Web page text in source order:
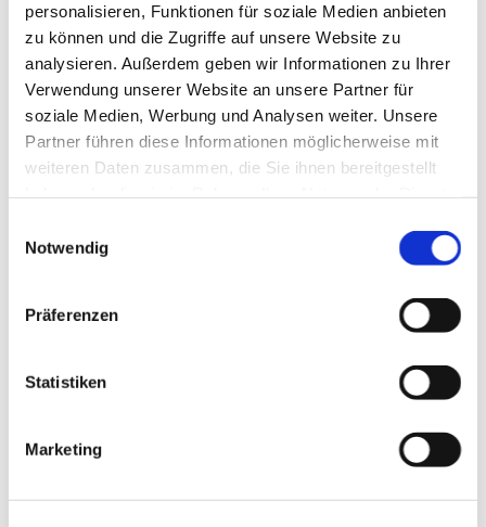
personalisieren, Funktionen für soziale Medien anbieten
zu können und die Zugriffe auf unsere Website zu
analysieren. Außerdem geben wir Informationen zu Ihrer
Verwendung unserer Website an unsere Partner für
soziale Medien, Werbung und Analysen weiter. Unsere
Partner führen diese Informationen möglicherweise mit
weiteren Daten zusammen, die Sie ihnen bereitgestellt
Notwendig
Präferenzen
Statistiken
Marketing
Flughafen, ohne dass Sie sich um Parkplatzsorgen
oder das Schleppen von Gepäck kümmern müssen.
Verlassen Sie sich auf uns, um entspannt aus Umkirch
in Ihren Urlaub zu starten oder nach Ihrer Rückkehr
bequem nach Hause zu gelangen.
Großraumtaxi für Umkirch: Bequem
unterwegs mit Familie und
Freunden